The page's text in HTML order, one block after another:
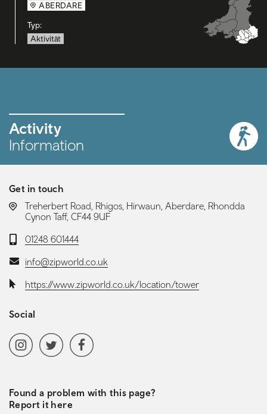
ABERDARE
Typ:
Aktivität
Activity
Information
Get in touch
LOCATION:
Treherbert Road, Rhigos, Hirwaun, Aberdare, Rhondda
Cynon Taff, CF44 9UF
Telephone:
01248 601444
Email:info@zipworld.co.uk
Website:https://www.zipworld.co.uk/location/tower
Social
Social media navigation
InstagramTwitter Facebook
Found a problem with this page?
Report it here